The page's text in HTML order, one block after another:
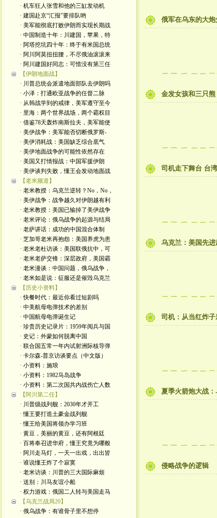
· 机车狂人张雪和他的三缸发动机
· 建国赴京“汇报”要排队哟
· 美军能彻底打败伊朗而实现长期战
· 中国制造十年：川建国，苹果，特
· 阿塔挖坑四十年：终于有米国总统
· 阿川阿莫扭扭腰，不尽俄油滚滚来
· 阿川建国好同志：可惜没有第三任
【伊朗地面战】
· 川普总统会派遣地面部队去伊朗吗
· 小泽：打通欧亚战争的任督二脉
· 从韩战学到的戒律，美军遵守至今
· 里海：两个世界战场，两个霸权目
· 借鉴78天轰炸南斯拉夫，美军能使
· 美伊战争：美军能否切断俄罗斯-
· 美伊消耗战：美国缺乏综合底气
· 美伊地面战争的可能性依然存在
· 美国又打情报战：中国军援伊朗
· 美伊谈判失败，懂王会发动地面战
【老米频道】
· 老米教授：乌克兰逆转？No，No，
· 美伊战争：战争越久对伊朗越有利
· 老米教授：美国已输掉了美伊战争
· 老米评论：俄乌战争的起源与结局
· 老萨讲话：成功的中国混合体制
· 芝加哥老米再抱怨：美国养虎为患
· 老米老杜访谈：美国联俄抗中，可
· 老米老萨交锋：深层政府，美国霸
· 老米漫谈：中国问题，俄乌战争，
· 老米如是说：征服还是催毁乌克兰
【历史小资料】
· 快餐时代：最近你看过短剧吗
· 中美航母电弹技术的差别
· 中国航母电弹诞生记
· 珍贵历史记录片：1959年阅兵与国
· 史记：外蒙如何脱离中国
· 联合国五常一年内试射洲际核导弹
· 卡尔森-普京访谈要点（中文版）
· 小资料：施琅
· 小资料：1982马岛战争
· 小资料：第二次国共内战伤亡人数
【阿川第二任】
· 川普级战列舰：2030年才开工
· 懂王要打造土豪金战列舰
· 懂王给美国将领办学习班
· 黄豆，美丽的黄豆，还有阿根廷
· 百将奉召进华府，懂王究竟为哪般
· 阿川走马灯，一天一出戏，出出皆
· 谁说懂王炸了个寂寞
· 老米访谈：川普的三大国际麻烦
· 送别：川马友谊小船
· 权力游戏：俄国二人转与美国走马
【乌克兰战局20】
· 俄乌战争：有谁骨子里不想停
俄军在乌东的大
金发女孩和三只
司机走下舞台 台
乌克兰：美国先
司机：从当红炸
夏季火箭炮大战
侵略战争的逻辑